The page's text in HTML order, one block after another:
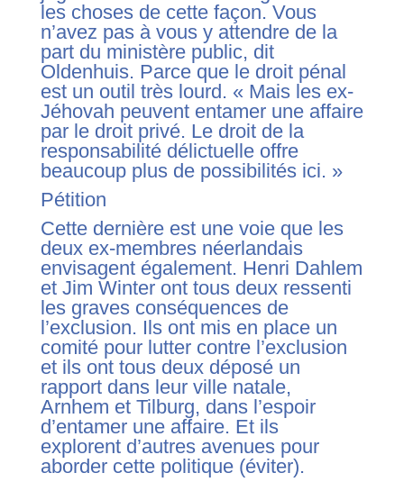
les choses de cette façon. Vous
n’avez pas à vous y attendre de la
part du ministère public, dit
Oldenhuis. Parce que le droit pénal
est un outil très lourd. « Mais les ex-
Jéhovah peuvent entamer une affaire
par le droit privé. Le droit de la
responsabilité délictuelle offre
beaucoup plus de possibilités ici. »
Pétition
Cette dernière est une voie que les
deux ex-membres néerlandais
envisagent également. Henri Dahlem
et Jim Winter ont tous deux ressenti
les graves conséquences de
l’exclusion. Ils ont mis en place un
comité pour lutter contre l’exclusion
et ils ont tous deux déposé un
rapport dans leur ville natale,
Arnhem et Tilburg, dans l’espoir
d’entamer une affaire. Et ils
explorent d’autres avenues pour
aborder cette politique (éviter).